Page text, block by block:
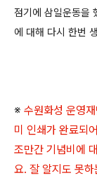
점기에 삼일운동을
에 대해 다시 한번
※ 수원화성 운영
미 인쇄가 완료되
조만간 기념비에
요. 잘 알지도 못